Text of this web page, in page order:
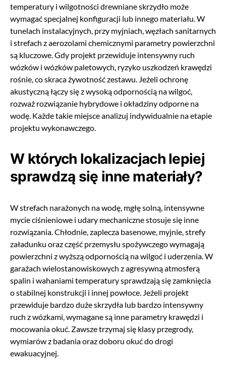
temperatury i wilgotności drewniane skrzydło może
wymagać specjalnej konfiguracji lub innego materiału. W
tunelach instalacyjnych, przy myjniach, węzłach sanitarnych
i strefach z aerozolami chemicznymi parametry powierzchni
są kluczowe. Gdy projekt przewiduje intensywny ruch
wózków i wózków paletowych, ryzyko uszkodzeń krawędzi
rośnie, co skraca żywotność zestawu. Jeżeli ochronę
akustyczną łączy się z wysoką odpornością na wilgoć,
rozważ rozwiązanie hybrydowe i okładziny odporne na
wodę. Każde takie miejsce analizuj indywidualnie na etapie
projektu wykonawczego.
W których lokalizacjach lepiej
sprawdzą się inne materiały?
W strefach narażonych na wodę, mgłę solną, intensywne
mycie ciśnieniowe i udary mechaniczne stosuje się inne
rozwiązania. Chłodnie, zaplecza basenowe, myjnie, strefy
załadunku oraz część przemysłu spożywczego wymagają
powierzchni z wyższą odpornością na wilgoć i uderzenia. W
garażach wielostanowiskowych z agresywną atmosferą
spalin i wahaniami temperatury sprawdzają się zamknięcia
o stabilnej konstrukcji i innej powłoce. Jeżeli projekt
przewiduje bardzo duże skrzydła lub bardzo intensywny
ruch z wózkami, wymagane są inne parametry krawędzi i
mocowania okuć. Zawsze trzymaj się klasy przegrody,
wymiarów z badania oraz doboru okuć do drogi
ewakuacyjnej.